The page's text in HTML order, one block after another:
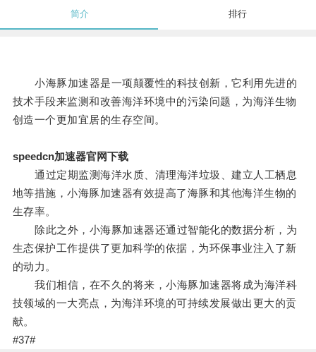
简介 排行
小海豚加速器是一项颠覆性的科技创新，它利用先进的
技术手段来监测和改善海洋环境中的污染问题，为海洋生物
创造一个更加宜居的生存空间。
speedcn加速器官网下载
通过定期监测海洋水质、清理海洋垃圾、建立人工栖息
地等措施，小海豚加速器有效提高了海豚和其他海洋生物的
生存率。
除此之外，小海豚加速器还通过智能化的数据分析，为
生态保护工作提供了更加科学的依据，为环保事业注入了新
的动力。
我们相信，在不久的将来，小海豚加速器将成为海洋科
技领域的一大亮点，为海洋环境的可持续发展做出更大的贡
献。
#37#